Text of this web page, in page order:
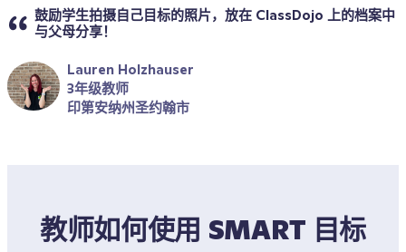
鼓励学生拍摄自己目标的照片，放在 ClassDojo 上的档案中
与父母分享！
Lauren Holzhauser
3年级教师
印第安纳州圣约翰市
教师如何使用 SMART 目标